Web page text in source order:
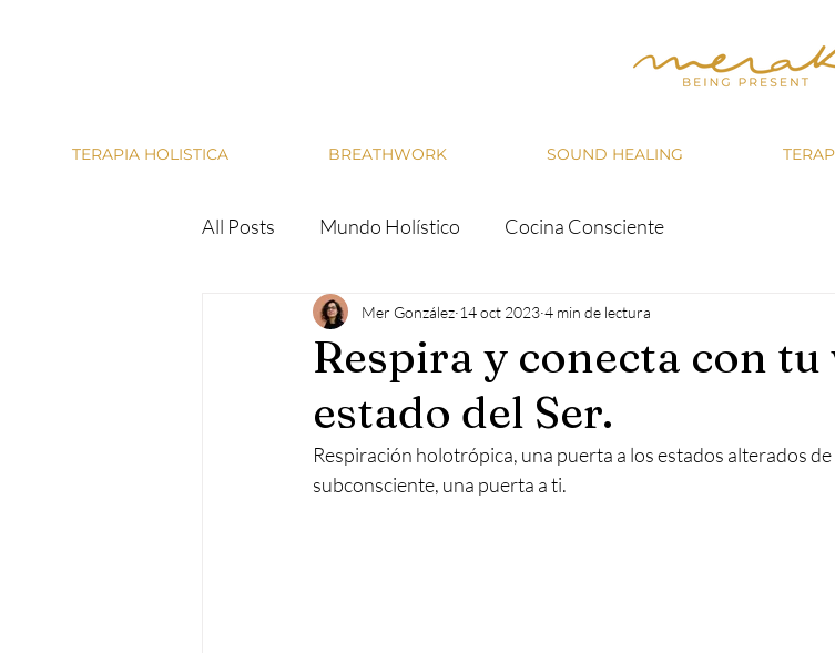
TERAPIA HOLISTICA BREATHWORK SOUND HEALING
All Posts Mundo Holístico Cocina Consciente
Respira y conecta con
estado del Ser.
Mer González 14 oct 2023 4 min de lectura
Respiración holotrópica, una puerta a los estados alterados
subconsciente, una puerta a ti.